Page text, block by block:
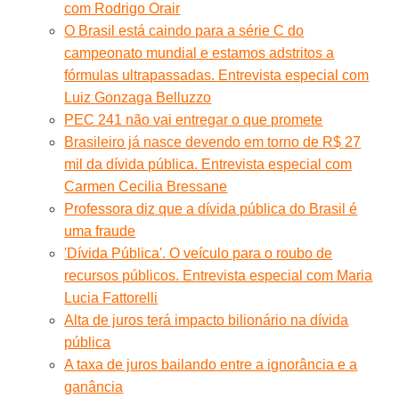
com Rodrigo Orair
O Brasil está caindo para a série C do
campeonato mundial e estamos adstritos a
fórmulas ultrapassadas. Entrevista especial com
Luiz Gonzaga Belluzzo
PEC 241 não vai entregar o que promete
Brasileiro já nasce devendo em torno de R$ 27
mil da dívida pública. Entrevista especial com
Carmen Cecilia Bressane
Professora diz que a dívida pública do Brasil é
uma fraude
'Dívida Pública'. O veículo para o roubo de
recursos públicos. Entrevista especial com Maria
Lucia Fattorelli
Alta de juros terá impacto bilionário na dívida
pública
A taxa de juros bailando entre a ignorância e a
ganância